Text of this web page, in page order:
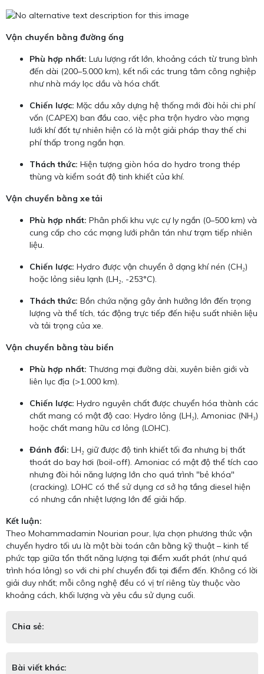
Vận chuyển bằng đường ống
Phù hợp nhất: Lưu lượng rất lớn, khoảng cách từ trung bình
đến dài (200–5.000 km), kết nối các trung tâm công nghiệp
như nhà máy lọc dầu và hóa chất.
Chiến lược: Mặc dầu xây dựng hệ thống mới đòi hỏi chi phí
vốn (CAPEX) ban đầu cao, việc pha trộn hydro vào mạng
lưới khí đốt tự nhiên hiện có là một giải pháp thay thế chi
phí thấp trong ngắn hạn.
Thách thức: Hiện tượng giòn hóa do hydro trong thép
thùng và kiểm soát độ tinh khiết của khí.
Vận chuyển bằng xe tải
Phù hợp nhất: Phân phối khu vực cự ly ngắn (0–500 km) và
cung cấp cho các mạng lưới phân tán như trạm tiếp nhiên
liệu.
Chiến lược: Hydro được vận chuyển ở dạng khí nén (CH₂)
hoặc lỏng siêu lạnh (LH₂, -253°C).
Thách thức: Bồn chứa nặng gây ảnh hưởng lớn đến trọng
lượng và thể tích, tác động trực tiếp đến hiệu suất nhiên liệu
và tải trọng của xe.
Vận chuyển bằng tàu biển
Phù hợp nhất: Thương mại đường dài, xuyên biên giới và
liên lục địa (>1.000 km).
Chiến lược: Hydro nguyên chất được chuyển hóa thành các
chất mang có mật độ cao: Hydro lỏng (LH₂), Amoniac (NH₃)
hoặc chất mang hữu cơ lỏng (LOHC).
Đánh đổi: LH₂ giữ được độ tinh khiết tối đa nhưng bị thất
thoát do bay hơi (boil-off). Amoniac có mật độ thể tích cao
nhưng đòi hỏi năng lượng lớn cho quá trình "bẻ khóa"
(cracking). LOHC có thể sử dụng cơ sở hạ tầng diesel hiện
có nhưng cần nhiệt lượng lớn để giải hấp.
Kết luận:
Theo Mohammadamin Nourian pour, lựa chọn phương thức vận
chuyển hydro tối ưu là một bài toán cân bằng kỹ thuật – kinh tế
phức tạp giữa tổn thất năng lượng tại điểm xuất phát (như quá
trình hóa lỏng) so với chi phí chuyển đổi tại điểm đến. Không có lời
giải duy nhất; mỗi công nghệ đều có vị trí riêng tùy thuộc vào
khoảng cách, khối lượng và yêu cầu sử dụng cuối.
Chia sẻ:
Bài viết khác: